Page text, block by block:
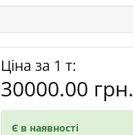
Ціна за 1 т:
30000.00 грн.
Є в наявності